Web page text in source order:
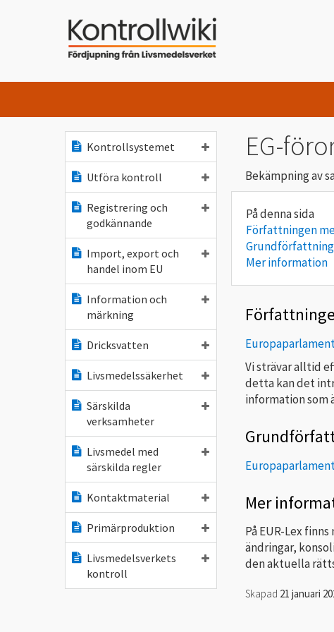
Kontrollsystemet
Utföra kontroll
Registrering och
godkännande
Import, export och
handel inom EU
Information och
märkning
Dricksvatten
Livsmedelssäkerhet
Särskilda
verksamheter
Livsmedel med
särskilda regler
Kontaktmaterial
Primärproduktion
Livsmedelsverkets
kontroll
EG-
Bekämpning av
Författningen
Mer information
Vi strävar alltid
detta kan det
information som
Mer
På EUR-Lex
ändringar,
den aktuella
Skapad 21 januari